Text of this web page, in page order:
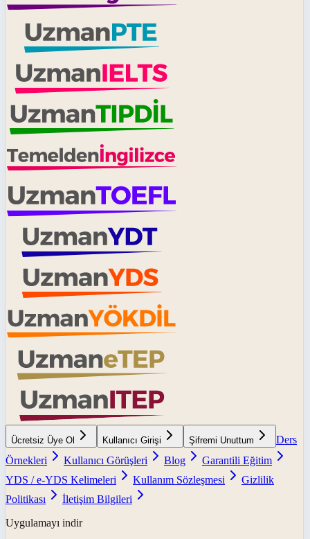
Ücretsiz Üye Ol Kullanıcı Girişi Şifremi Unuttum
Ders
Örnekleri
Kullanıcı Görüşleri Blog
Garantili Eğitim
YDS / e-YDS Kelimeleri
Kullanım Sözleşmesi
Gizlilik
Politikası
İletişim Bilgileri
Uygulamayı indir